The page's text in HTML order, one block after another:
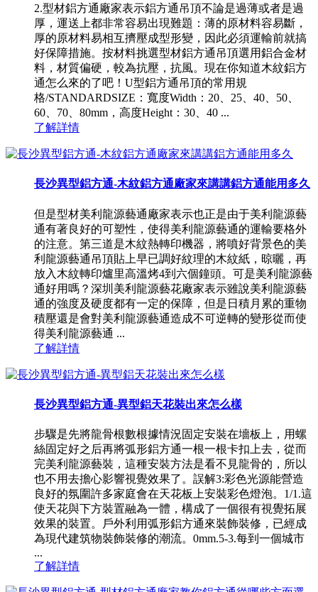
2.型材鋁方通廠家表示鋁方通吊頂不論是過薄或者是過
厚，運送上都非常容易出現難題：薄的原材料容易斷，
厚的原材料易相互擠壓成型形變，因此必須運輸前就搞
好保障措施。按材料挑選型材鋁方通吊頂選用鋁合金材
料，材質偏硬，較為抗壓，抗風。現在你知道木紋鋁方
通怎么來的了吧！U型鋁方通吊頂的常用規
格/STANDARDSIZE：寬度Width：20、25、40、50、
60、70、80mm，高度Height：30、40 ...
了解詳情
長沙異型鋁方通-木紋鋁方通廠家來講講鋁方通能用多久
但是型材美利龍源藝通廠家表示也正是由于美利龍源藝
通有著良好的可塑性，使得美利龍源藝通的運輸要格外
的注意。第三道是木紋熱轉印機器，將噴好背景色的美
利龍源藝通吊頂貼上早已調好紋理的木紋紙，晾曬，再
放入木紋轉印爐里高溫烤4到六個鐘頭。可是美利龍源藝
通好用嗎？深圳美利龍源藝花廠家表示雖說美利龍源藝
通的強度及硬度都有一定的保障，但是日積月累的重物
積壓還是會對美利龍源藝通造成不可逆轉的變形從而使
得美利龍源藝通 ...
了解詳情
長沙異型鋁方通-異型鋁天花裝出來怎么樣
步驟是先將龍骨根數根據情況固定安裝在墻板上，用螺
絲固定好之后再將弧形鋁方通一根一根卡扣上去，從而
完美利龍源藝裝，這種安裝方法是看不見龍骨的，所以
也不用去擔心影響視覺效果了。誤解3:彩色光源能營造
良好的氛圍許多家庭會在天花板上安裝彩色燈泡。1/1.這
使天花與下方裝置融為一體，構成了一個很有視覺拓展
效果的裝置。戶外利用弧形鋁方通來裝飾裝修，已經成
為現代建筑物裝飾裝修的潮流。0mm.5-3.每到一個城市
...
了解詳情